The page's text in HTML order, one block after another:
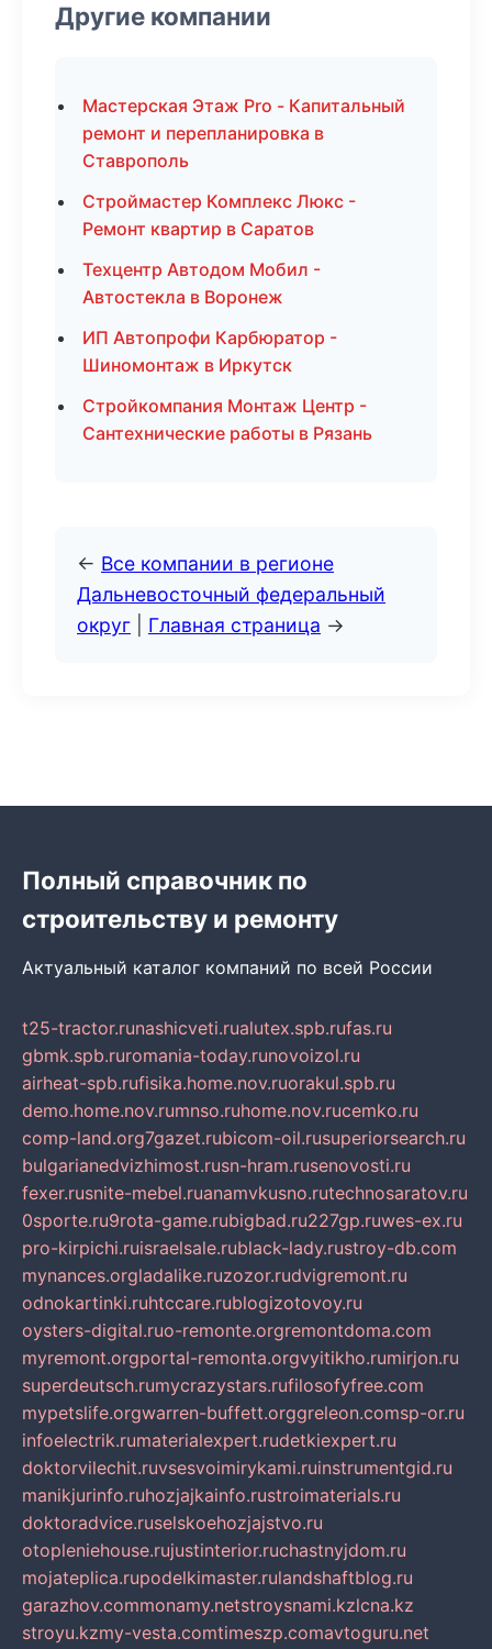
Другие компании
Мастерская Этаж Pro - Капитальный
ремонт и перепланировка в
Ставрополь
Строймастер Комплекс Люкс -
Ремонт квартир в Саратов
Техцентр Автодом Мобил -
Автостекла в Воронеж
ИП Автопрофи Карбюратор -
Шиномонтаж в Иркутск
Стройкомпания Монтаж Центр -
Сантехнические работы в Рязань
← Все компании в регионе
Дальневосточный федеральный
округ
Главная страница →
Полный справочник по
строительству и ремонту
Актуальный каталог компаний по всей России
t25-tractor.runashicveti.rualutex.spb.rufas.ru
gbmk.spb.ruromania-today.runovoizol.ru
airheat-spb.rufisika.home.nov.ruorakul.spb.ru
demo.home.nov.rumnso.ruhome.nov.rucemko.ru
comp-land.org7gazet.rubicom-oil.rusuperiorsearch.ru
bulgarianedvizhimost.rusn-hram.rusenovosti.ru
fexer.rusnite-mebel.ruanamvkusno.rutechnosaratov.ru
0sporte.ru9rota-game.rubigbad.ru227gp.ruwes-ex.ru
pro-kirpichi.ruisraelsale.rublack-lady.rustroy-db.com
mynances.orgladalike.ruzozor.rudvigremont.ru
odnokartinki.ruhtccare.rublogizotovoy.ru
oysters-digital.ruo-remonte.orgremontdoma.com
myremont.orgportal-remonta.orgvyitikho.rumirjon.ru
superdeutsch.rumycrazystars.rufilosofyfree.com
mypetslife.orgwarren-buffett.orggreleon.comsp-or.ru
infoelectrik.rumaterialexpert.rudetkiexpert.ru
doktorvilechit.ruvsesvoimirykami.ruinstrumentgid.ru
manikjurinfo.ruhozjajkainfo.rustroimaterials.ru
doktoradvice.ruselskoehozjajstvo.ru
otopleniehouse.rujustinterior.ruchastnyjdom.ru
mojateplica.rupodelkimaster.rulandshaftblog.ru
garazhov.commonamy.netstroysnami.kzlcna.kz
stroyu.kzmy-vesta.comtimeszp.comavtoguru.net